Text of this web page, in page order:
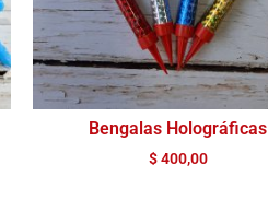
Bengalas Holográficas
$400,00